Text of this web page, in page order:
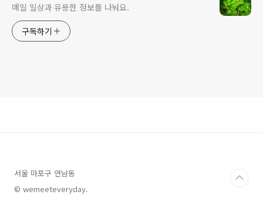
매일 일상과 유용한 정보를 나눠요.
구독하기
서울 마포구 연남동
© wemeeteveryday.